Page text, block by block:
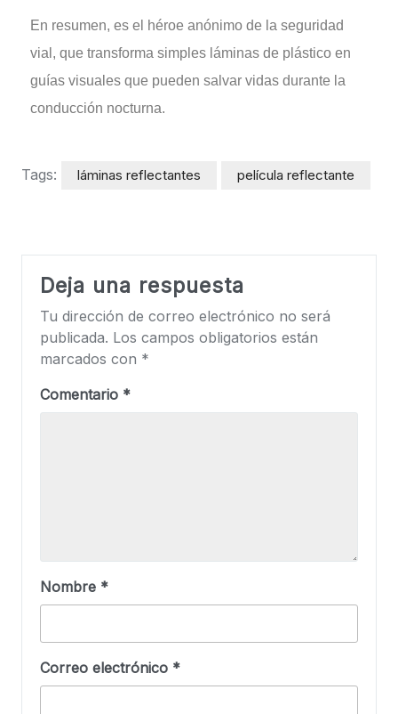
En resumen, es el héroe anónimo de la seguridad
vial, que transforma simples láminas de plástico en
guías visuales que pueden salvar vidas durante la
conducción nocturna.
Tags: láminas reflectantes película reflectante
Deja una respuesta
Tu dirección de correo electrónico no será
publicada. Los campos obligatorios están
marcados con *
Comentario *
Nombre *
Correo electrónico *